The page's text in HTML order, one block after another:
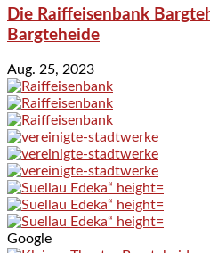
Die Raiffeisenbank
Bargteheide
Aug. 25, 2023
Google